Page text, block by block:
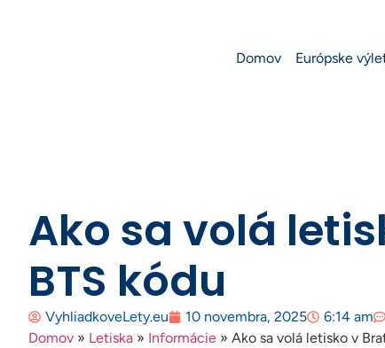
Domov Európske
Ako sa volá
BTS kódu
VyhliadkoveLety.eu 10 novembra, 2025 6:14 am
Domov » Letiska » Informácie » Ako sa volá letisko v